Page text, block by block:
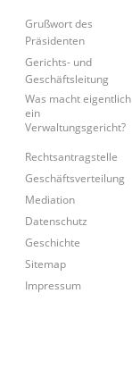
Grußwort des
Präsidenten
Gerichts- und
Geschäftsleitung
Was macht eigentlich
ein
Verwaltungsgericht?
Rechtsantragstelle
Geschäftsverteilung
Mediation
Datenschutz
Geschichte
Sitemap
Impressum